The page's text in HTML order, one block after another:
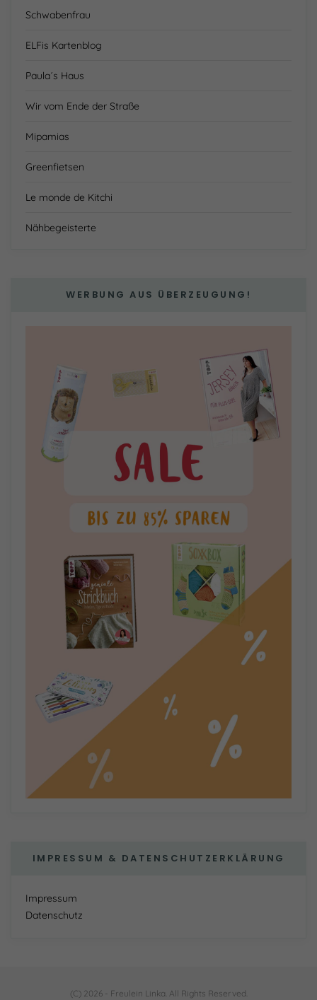
Schwabenfrau
ELFis Kartenblog
Paula´s Haus
Wir vom Ende der Straße
Mipamias
Greenfietsen
Le monde de Kitchi
Nähbegeisterte
WERBUNG AUS ÜBERZEUGUNG!
IMPRESSUM & DATENSCHUTZERKLÄRUNG
Impressum
Datenschutz
(C) 2026 - Freulein Linka. All Rights Reserved.